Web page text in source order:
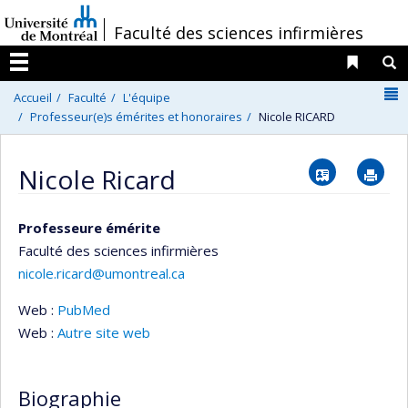
au
contenu
/Faculté des sciences infirmières
Menu
Liens
Accueil Faculté
L'équipe
Professeur(e)s émérites et honoraires
Nicole RICARD
Nicole Ricard Vcard
Professeure émérite
Faculté des sciences infirmières
nicole.ricard@umontreal.ca
Web : PubMed
Web : Autre site web
Biographie